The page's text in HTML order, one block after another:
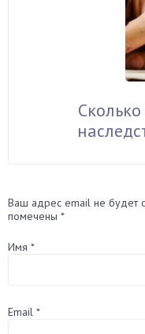
Ваш адрес email не будет
помечены *
Имя *
Email *